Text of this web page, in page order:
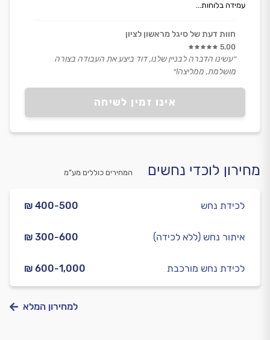
אינו זמין לשיחה
עמידה בלוחות...
חוות דעת של סיגל מראשון לציון
5.00
״עשינו הדברה לבניין שלנו, דוד ביצע את העבודה בצורה
מושלמת, ממליצה!״
מחירון לוכדי נחשים המחירים כוללים מע”מ
₪ 400-500 לכידת נחש
₪ 300-600 איתור נחש (ללא לכידה)
₪ 600-1,000 לכידת נחש מורכבת
למחירון המלא